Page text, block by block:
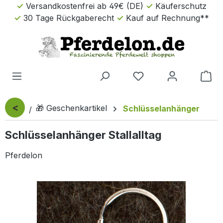
Zum Hauptinhalt springen
Versandkostenfrei ab 49€ (DE)
Käuferschutz
30 Tage Rückgaberecht
Kauf auf Rechnung**
< 🎁 Geschenkartikel Schlüsselanhänger
Schlüsselanhänger Stallalltag
Pferdelon
Bildergalerie überspringen